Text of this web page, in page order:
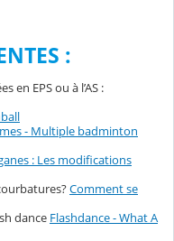
:
en EPS ou à l’AS :
- Multiple badminton
: Les modifications
Comment se
dance Flashdance - What A